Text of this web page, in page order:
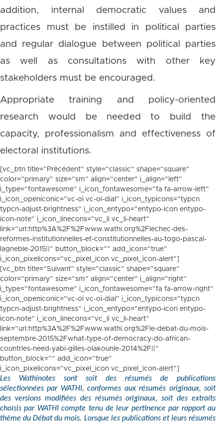
addition, internal democratic values and
practices must be instilled in political parties
and regular dialogue between political parties
as well as consultations with other key
stakeholders must be encouraged.
Appropriate training and policy-oriented
research would be needed to build the
capacity, professionalism and effectiveness of
electoral institutions.
[vc_btn title=”Précédent” style=”classic” shape=”square”
color=”primary” size=”sm” align=”center” i_align=”left”
i_type=”fontawesome” i_icon_fontawesome=”fa fa-arrow-left”
i_icon_openiconic=”vc-oi vc-oi-dial” i_icon_typicons=”typcn
typcn-adjust-brightness” i_icon_entypo=”entypo-icon entypo-
icon-note” i_icon_linecons=”vc_li vc_li-heart”
link=”url:http%3A%2F%2Fwww.wathi.org%2Flechec-des-
reformes-institutionnelles-et-constitutionnelles-au-togo-pascal-
lagneble-2015||” button_block=”” add_icon=”true”
i_icon_pixelicons=”vc_pixel_icon vc_pixel_icon-alert”]
[vc_btn title=”Suivant” style=”classic” shape=”square”
color=”primary” size=”sm” align=”center” i_align=”right”
i_type=”fontawesome” i_icon_fontawesome=”fa fa-arrow-right”
i_icon_openiconic=”vc-oi vc-oi-dial” i_icon_typicons=”typcn
typcn-adjust-brightness” i_icon_entypo=”entypo-icon entypo-
icon-note” i_icon_linecons=”vc_li vc_li-heart”
link=”url:http%3A%2F%2Fwww.wathi.org%2Fle-debat-du-mois-
septembre-2015%2Fwhat-type-of-democracy-do-african-
countries-need-yabi-gilles-olakounle-2014%2F||”
button_block=”” add_icon=”true”
i_icon_pixelicons=”vc_pixel_icon vc_pixel_icon-alert”]
Les Wathinotes sont soit des résumés de publications
sélectionnées par WATHI, conformes aux résumés originaux, soit
des versions modifiées des résumés originaux, soit des extraits
choisis par WATHI compte tenu de leur pertinence par rapport au
thème du Débat du mois. Lorsque les publications et leurs résumés